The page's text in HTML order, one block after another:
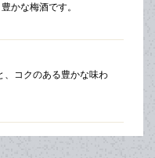
かな梅酒です。
、コクのある豊かな味わ